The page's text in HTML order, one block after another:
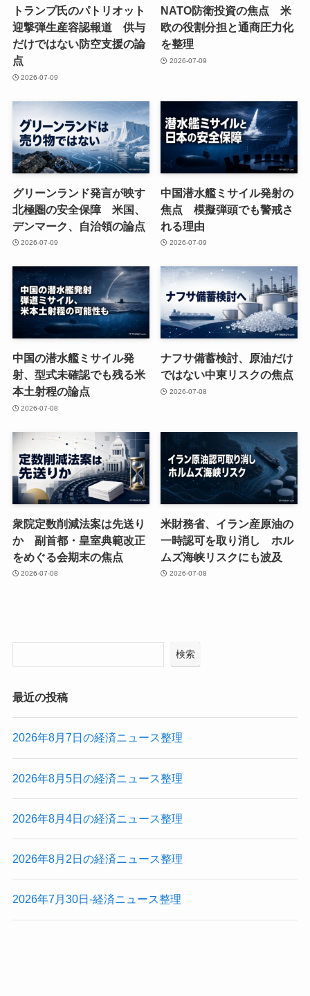
トランプ氏のパトリオット
迎撃弾生産容認報道 供与
だけではない防空支援の論
点
2026-07-09
NATO防衛投資の焦点 米
欧の役割分担と通商圧力化
を整理
2026-07-09
グリーンランド発言が映す
北極圏の安全保障 米国、
デンマーク、自治領の論点
2026-07-09
中国潜水艦ミサイル発射の
焦点 模擬弾頭でも警戒さ
れる理由
2026-07-09
中国の潜水艦ミサイル発
射、型式未確認でも残る米
本土射程の論点
2026-07-08
ナフサ備蓄検討、原油だけ
ではない中東リスクの焦点
2026-07-08
衆院定数削減法案は先送り
か 副首都・皇室典範改正
をめぐる会期末の焦点
2026-07-08
米財務省、イラン産原油の
一時認可を取り消し ホル
ムズ海峡リスクにも波及
2026-07-08
検索
最近の投稿
2026年8月7日の経済ニュース整理
2026年8月5日の経済ニュース整理
2026年8月4日の経済ニュース整理
2026年8月2日の経済ニュース整理
2026年7月30日-経済ニュース整理